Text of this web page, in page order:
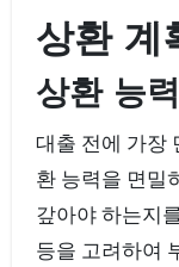
상환 계
상환 능
대출 전에 가장
환 능력을 면밀
갚아야 하는지
등을 고려하여